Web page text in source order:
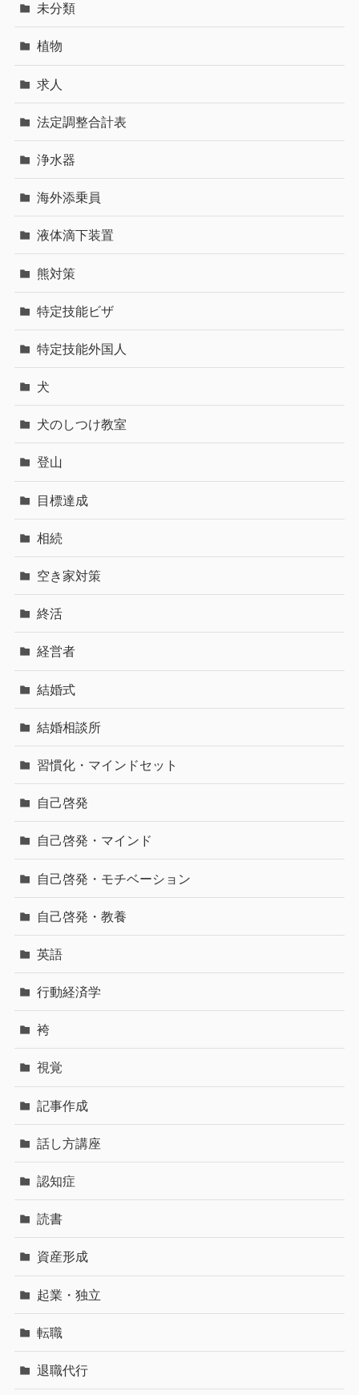
未分類
植物
求人
法定調整合計表
浄水器
海外添乗員
液体滴下装置
熊対策
特定技能ビザ
特定技能外国人
犬
犬のしつけ教室
登山
目標達成
相続
空き家対策
終活
経営者
結婚式
結婚相談所
習慣化・マインドセット
自己啓発
自己啓発・マインド
自己啓発・モチベーション
自己啓発・教養
英語
行動経済学
袴
視覚
記事作成
話し方講座
認知症
読書
資産形成
起業・独立
転職
退職代行